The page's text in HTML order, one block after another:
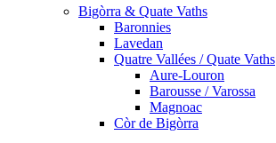
Bigòrra & Quate Vaths
Baronnies
Lavedan
Quatre Vallées / Quate Vaths
Aure-Louron
Barousse / Varossa
Magnoac
Còr de Bigòrra